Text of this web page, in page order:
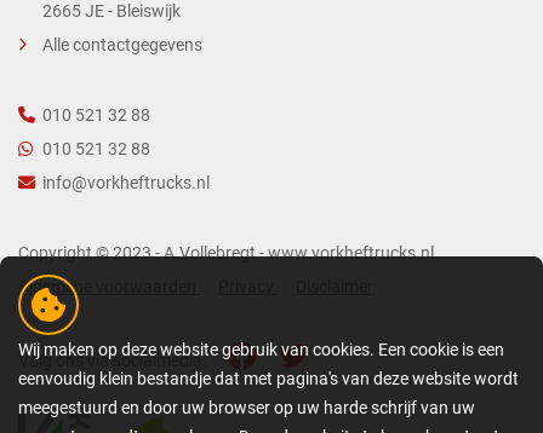
2665 JE - Bleiswijk
Alle contactgegevens
010 521 32 88
010 521 32 88
info@vorkheftrucks.nl
Copyright © 2023 - A.Vollebregt - www.vorkheftrucks.nl
Algemene voorwaarden
Volg ons via socialmedia:
Wij maken op deze website gebruik van cookies. Een cookie is een
eenvoudig klein bestandje dat met pagina's van deze website wordt
meegestuurd en door uw browser op uw harde schrijf van uw